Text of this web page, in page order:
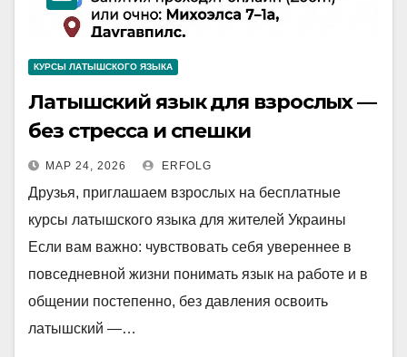
КУРСЫ ЛАТЫШСКОГО ЯЗЫКА
Латышский язык для взрослых —
без стресса и спешки
МАР 24, 2026 ERFOLG
Друзья, приглашаем взрослых на бесплатные
курсы латышского языка для жителей Украины
Если вам важно: чувствовать себя увереннее в
повседневной жизни понимать язык на работе и в
общении постепенно, без давления освоить
латышский —…